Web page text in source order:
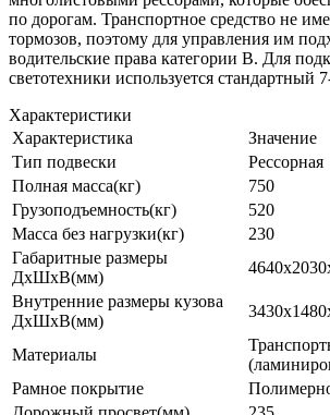
по дорогам. Транспортное средство не
тормозов, поэтому для управления им
водительские права категории B. Для
светотехники используется стандартный
Характе­ристики
Характеристика
Значение
Тип подвески
Рессорная
Полная масса(кг)
750
Грузоподъемность(кг)
520
Масса без нагрузки(кг)
230
Габаритные размеры
ДхШхВ(мм)
Внутренние размеры кузова
ДхШхВ(мм)
Материалы
Рамное покрытие